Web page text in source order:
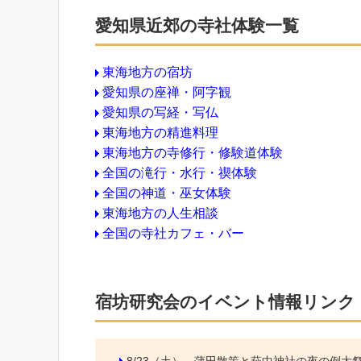
愛知県近郊の寺社体験一覧
東海地方の宿坊
愛知県の座禅・阿字観
愛知県の写経・写仏
東海地方の精進料理
東海地方の寺修行・修験道体験
全国の滝行・水行・禊体験
全国の神道・巫女体験
東海地方の人生相談
全国の寺社カフェ・バー
宿坊研究会のイベント情報リンク